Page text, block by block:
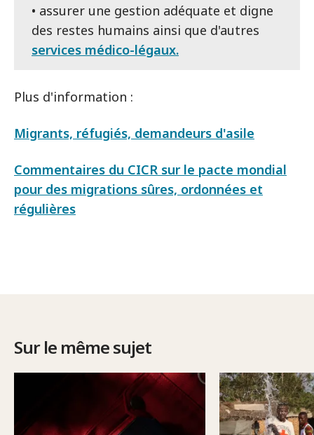
• assurer une gestion adéquate et digne
des restes humains ainsi que d'autres
services médico-légaux.
Plus d'information :
Migrants, réfugiés, demandeurs d'asile
Commentaires du CICR sur le pacte mondial
pour des migrations sûres, ordonnées et
régulières
Sur le même sujet